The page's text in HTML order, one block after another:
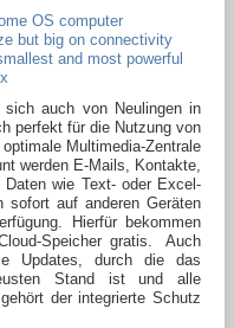
sich auch von Neulingen in
perfekt für die Nutzung von
Multimedia-Zentrale
werden E-Mails, Kontakte,
Daten wie Text- oder Excel-
sofort auf anderen Geräten
Hierfür bekommen
Speicher gratis. Auch
Updates, durch die das
Stand ist und alle
der integrierte Schutz